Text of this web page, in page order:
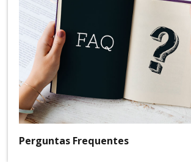
Perguntas Frequentes